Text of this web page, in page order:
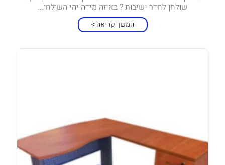
שולחן לחדר ישיבות ? באיזה מידה יהי השולחן...
המשך קריאה >